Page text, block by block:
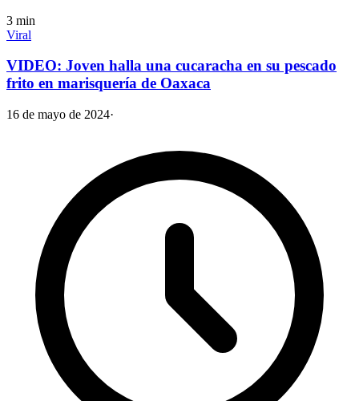
3 min
Viral
VIDEO: Joven halla una cucaracha en su pescado
frito en marisquería de Oaxaca
16 de mayo de 2024·